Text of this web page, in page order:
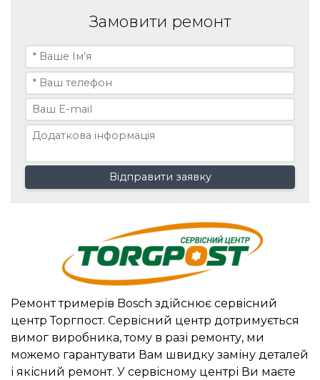
Ремонт тримерів Bosch здійснює сервісний
центр Торгпост. Сервісний центр дотримується
вимог виробника, тому в разі ремонту, ми
можемо гарантувати Вам швидку заміну деталей
і якісний ремонт. У сервісному центрі Ви маєте
Замовити ремонт
Відправити заявку